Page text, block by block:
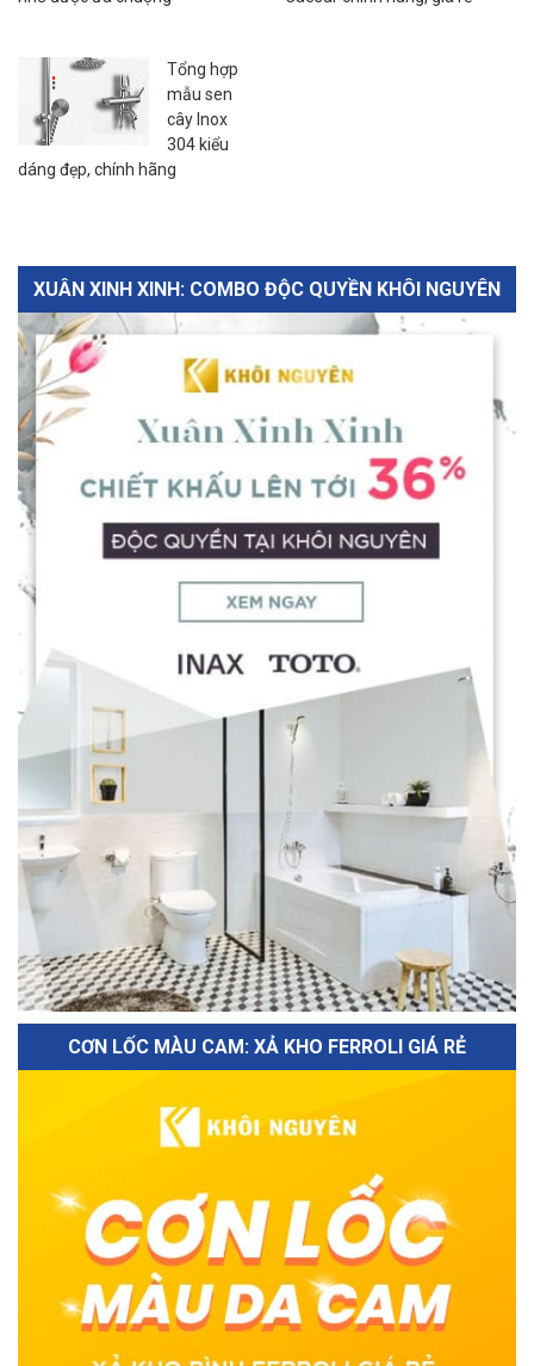
Tổng hợp
mẫu sen
cây Inox
304 kiểu
dáng đẹp, chính hãng
XUÂN XINH XINH: COMBO ĐỘC QUYỀN KHÔI NGUYÊN
CƠN LỐC MÀU CAM: XẢ KHO FERROLI GIÁ RẺ